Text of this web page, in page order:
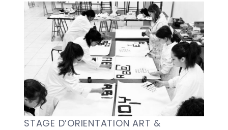
STAGE D’ORIENTATION ART &